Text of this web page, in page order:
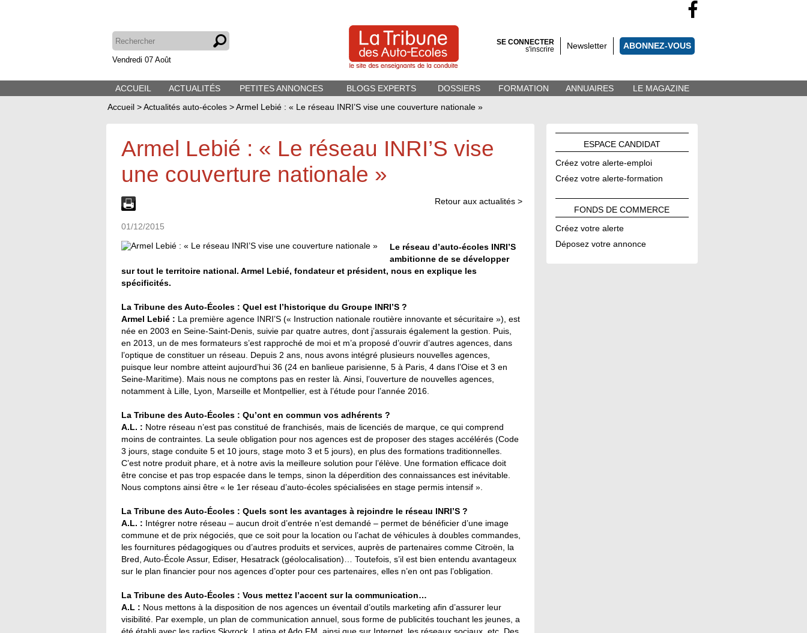
Vendredi 07 Août
SE CONNECTER
s'inscrire
Newsletter ABONNEZ-VOUS
ACCUEIL ACTUALITÉS PETITES ANNONCES BLOGS EXPERTS DOSSIERS FORMATION ANNUAIRES
LE MAGAZINE
Accueil >Actualités auto-écoles >Armel Lebié : « Le réseau INRI’S vise une couverture nationale »
ESPACE CANDIDAT
Créez votre alerte-emploi
Créez votre alerte-formation
FONDS DECOMMERCE
Créez votre alerte
Déposez votre annonce
Armel Lebié : « Le réseau INRI’S vise
une couverture nationale »
Retour aux actualités >
01/12/2015
Le réseau d’auto-écoles INRI’S
ambitionne de se développer
sur tout le territoire national. Armel Lebié, fondateur et président, nous en explique les
spécificités.
La Tribune des Auto-Écoles : Quel est l’historique du Groupe INRI’S ?
Armel Lebié : La première agence INRI’S (« Instruction nationale routière innovante et sécuritaire »), est
née en 2003 en Seine-Saint-Denis, suivie par quatre autres, dont j’assurais également la gestion. Puis,
en 2013, un de mes formateurs s’est rapproché de moi et m’a proposé d’ouvrir d’autres agences, dans
l’optique de constituer un réseau. Depuis 2 ans, nous avons intégré plusieurs nouvelles agences,
puisque leur nombre atteint aujourd’hui 36 (24 en banlieue parisienne, 5 à Paris, 4 dans l’Oise et 3 en
Seine-Maritime). Mais nous ne comptons pas en rester là. Ainsi, l’ouverture de nouvelles agences,
notamment à Lille, Lyon, Marseille et Montpellier, est à l’étude pour l’année 2016.
La Tribune des Auto-Écoles : Qu’ont en commun vos adhérents ?
A.L. : Notre réseau n’est pas constitué de franchisés, mais de licenciés de marque, ce qui comprend
moins de contraintes. La seule obligation pour nos agences est de proposer des stages accélérés (Code
3 jours, stage conduite 5 et 10 jours, stage moto 3 et 5 jours), en plus des formations traditionnelles.
C’est notre produit phare, et à notre avis la meilleure solution pour l’élève. Une formation efficace doit
être concise et pas trop espacée dans le temps, sinon la déperdition des connaissances est inévitable.
Nous comptons ainsi être « le 1er réseau d’auto-écoles spécialisées en stage permis intensif ».
La Tribune des Auto-Écoles : Quels sont les avantages à rejoindre le réseau INRI’S ?
A.L. : Intégrer notre réseau – aucun droit d’entrée n’est demandé – permet de bénéficier d’une image
commune et de prix négociés, que ce soit pour la location ou l’achat de véhicules à doubles commandes,
les fournitures pédagogiques ou d’autres produits et services, auprès de partenaires comme Citroën, la
Bred, Auto-École Assur, Ediser, Hesatrack (géolocalisation)… Toutefois, s’il est bien entendu avantageux
sur le plan financier pour nos agences d’opter pour ces partenaires, elles n’en ont pas l’obligation.
La Tribune des Auto-Écoles : Vous mettez l’accent sur la communication…
A.L : Nous mettons à la disposition de nos agences un éventail d’outils marketing afin d’assurer leur
visibilité. Par exemple, un plan de communication annuel, sous forme de publicités touchant les jeunes, a